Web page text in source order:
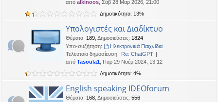
από alkinoos , Σάβ 28 Μαρ 2026, 21:00
Δημοτικότητα: 13%
Υπολογιστές και Διαδίκτυο
Θέματα: 189 Δημοσιεύσεις: 1824
Υπο-συζήτηση:
Ηλεκτρονικά Παιχνίδια
Τελευταία δημοσίευση: Re: ChatGPT
από Tasoula1 , Παρ 29 Νοέμ 2024, 13:12
Δημοτικότητα: 4%
English speaking IDEOforum
Θέματα: 168 Δημοσιεύσεις: 556